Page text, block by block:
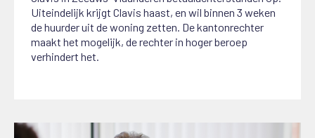
Uiteindelijk krijgt Clavis haast, en wil binnen 3 weken
de huurder uit de woning zetten. De kantonrechter
maakt het mogelijk, de rechter in hoger beroep
verhindert het.